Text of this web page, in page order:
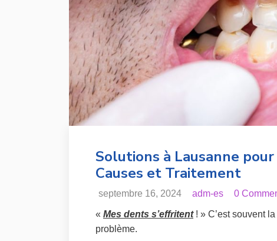
Solutions à Lausanne
Causes et Traitement
septembre 16, 2024 adm-es 0
« Mes dents s’effritent! » C’est souvent
problème.